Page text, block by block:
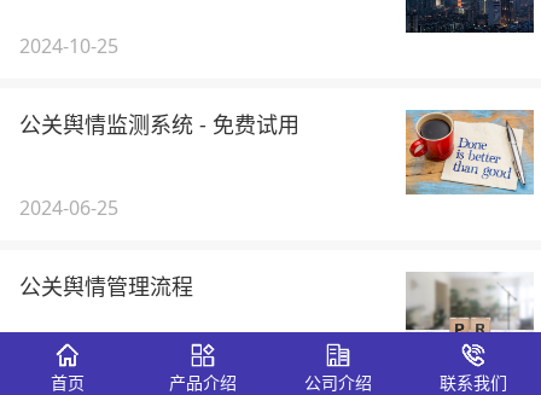
2024-10-25
公关舆情监测系统 - 免费试用
2024-06-25
公关舆情管理流程
2024-05-24
首页 产品介绍 公司介绍 联系我们